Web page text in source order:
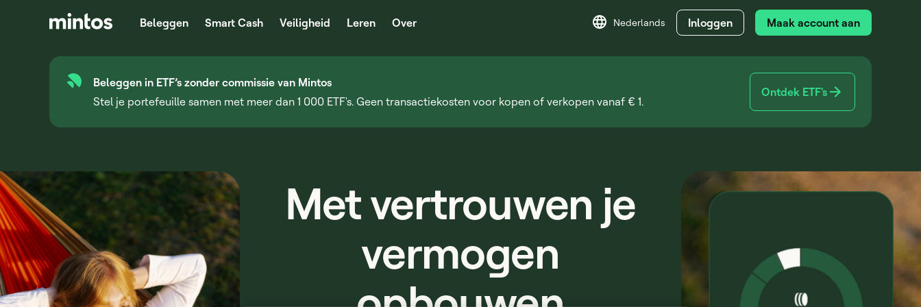
Beleggen Smart Cash Veiligheid Leren Over Nederlands Inloggen Maak account aan
Beleggen in ETF’s zonder commissie van Mintos
Stel je portefeuille samen met meer dan 1 000 ETF's. Geen transactiekosten voor kopen of verkopen vanaf € 1.
Ontdek ETF's
Met vertrouwen je
vermogen